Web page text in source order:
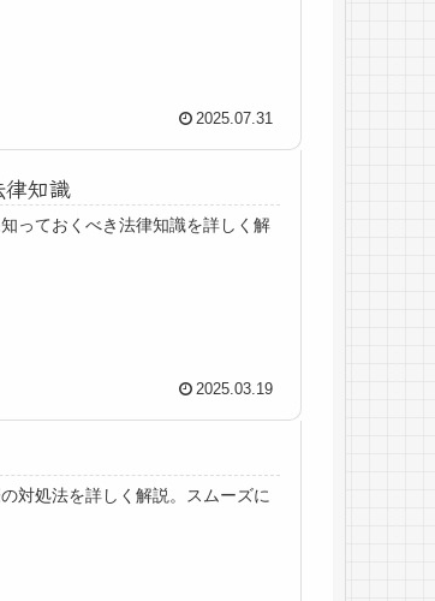
2025.07.31
知識
っておくべき法律知識を詳しく解
2025.03.19
対処法を詳しく解説。スムーズに